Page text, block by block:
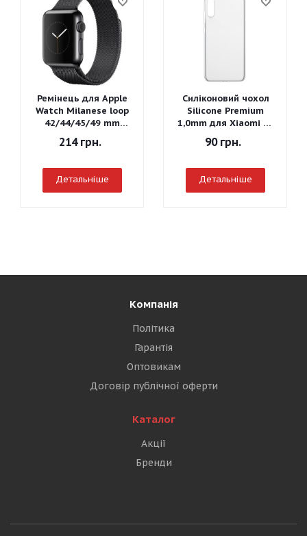
Ремінець для Apple
Watch Milanese loop
42/44/45/49 mm
(Чорний)
214грн.
Детальніше
Силіконовий чохол
Silicone Premium
1,0mm для Xiaomi Mi
90грн.
Детальніше
Компанія
Політика
Гарантія
Оптовикам
Договір публічної оферти
Каталог
Акції
Бренди